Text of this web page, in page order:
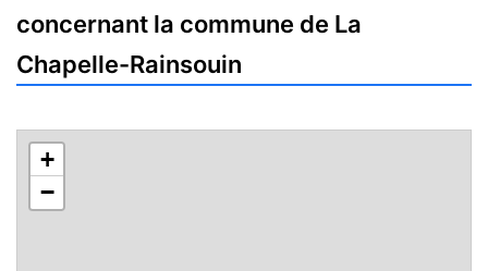
concernant la commune de La
Chapelle-Rainsouin
+
−